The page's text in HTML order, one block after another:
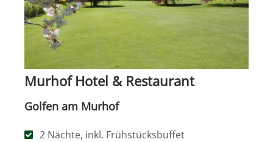
Murhof Hotel & Restaurant
Golfen am Murhof
2 Nächte, inkl. Frühstücksbuffet